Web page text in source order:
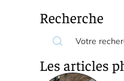
Recherche
Les articles